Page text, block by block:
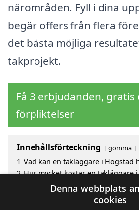
närområden. Fyll i dina
begär offers från flera
det bästa möjliga
takprojekt.
Få 3 erbjudanden, gratis
förpliktelser
Innehållsförteckning gömma
1 Vad kan en takläggare i Hogstad
2 Hur mycket kostar en takläggare i
Fördelar med att välja takläggare i
Sök efter en skicklig takläggare i
Denna webbplats
cookies